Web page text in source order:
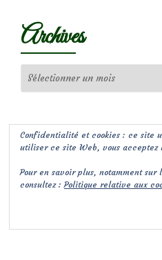
Archives
Confidentialité et cookies : ce site
utiliser ce site Web, vous acceptez
Pour en savoir plus, notamment
consultez :Politique relative aux